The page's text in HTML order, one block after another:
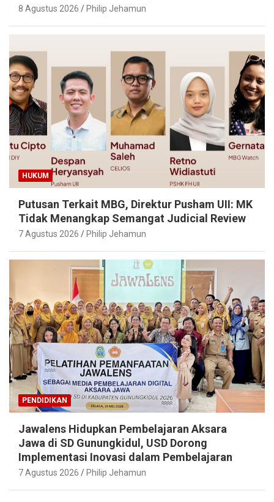
8 Agustus 2026 Philip Jehamun
HUKUM
Putusan Terkait MBG, Direktur Pusham UII: MK
Tidak Menangkap Semangat Judicial Review
7 Agustus 2026 Philip Jehamun
PENDIDIKAN
Jawalens Hidupkan Pembelajaran Aksara
Jawa di SD Gunungkidul, USD Dorong
Implementasi Inovasi dalam Pembelajaran
7 Agustus 2026 Philip Jehamun